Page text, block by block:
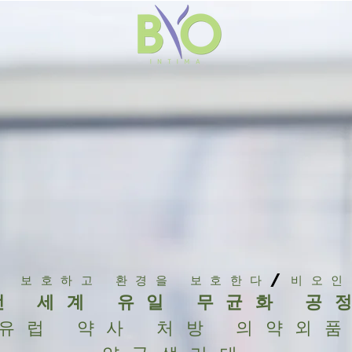
보호하고 환경을 보호한다 / 비오
세계 유일 무균화 공
럽 약사 처방 의약외